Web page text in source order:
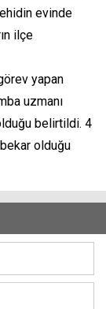
evinde
ilçe
yapan
uzmanı
belirtildi. 4
olduğu